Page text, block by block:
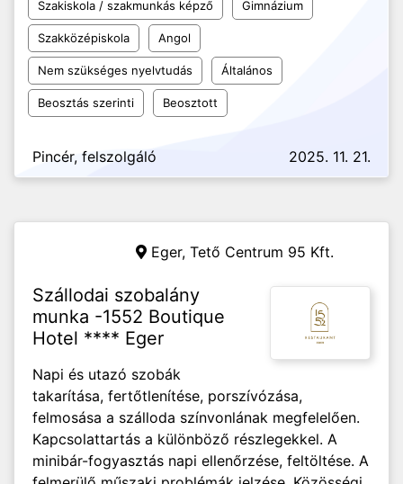
Szakiskola / szakmunkás képző Gimnázium
Szakközépiskola Angol
Nem szükséges nyelvtudás Általános
Beosztás szerinti Beosztott
Pincér, felszolgáló 2025. 11. 21.
Eger, Tető Centrum 95 Kft.
Szállodai szobalány
munka -1552 Boutique
Hotel **** Eger
Napi és utazó szobák
takarítása, fertőtlenítése, porszívózása,
felmosása a szálloda színvonlának megfelelően.
Kapcsolattartás a különböző részlegekkel. A
minibár-fogyasztás napi ellenőrzése, feltöltése. A